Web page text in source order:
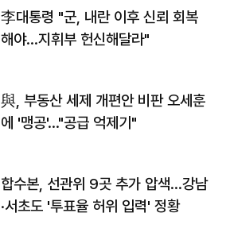
李대통령 "군, 내란 이후 신뢰 회복
해야…지휘부 헌신해달라"
與, 부동산 세제 개편안 비판 오세훈
에 '맹공'…"공급 억제기"
합수본, 선관위 9곳 추가 압색…강남
·서초도 '투표율 허위 입력' 정황